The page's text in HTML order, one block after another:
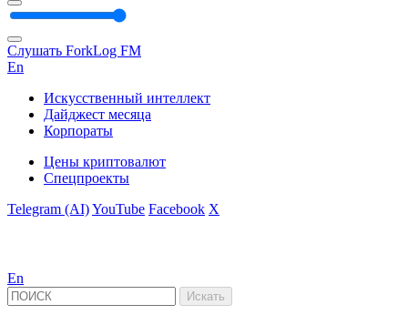
Слушать ForkLog FM
En
Искусственный интеллект
Дайджест месяца
Корпораты
Цены криптовалют
Спецпроекты
Telegram (AI)YouTube Facebook X
En